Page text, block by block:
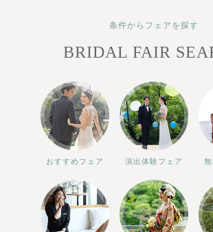
条件からフェアを探す
BRIDAL FAIR
おすすめフェア 演出体験フェア